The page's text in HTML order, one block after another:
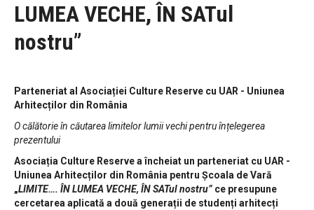
LUMEA VECHE, ÎN SATul
nostru”
Parteneriat al Asociației Culture Reserve cu UAR - Uniunea
Arhitecților din România
O călătorie în căutarea limitelor lumii vechi pentru înțelegerea
prezentului
Asociația Culture Reserve a încheiat un parteneriat cu UAR -
Uniunea Arhitecților din România pentru Școala de Vară
„LIMITE…. ÎN LUMEA VECHE, ÎN SATul nostru” ce presupune
cercetarea aplicată a două generații de studenți arhitecți